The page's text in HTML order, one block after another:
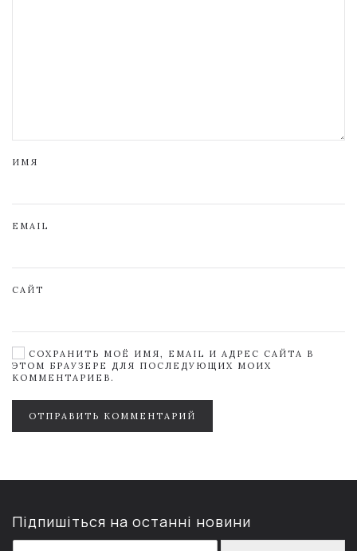
ИМЯ
EMAIL
САЙТ
СОХРАНИТЬ МОЁ ИМЯ, EMAIL И АДРЕС САЙТА В
ЭТОМ БРАУЗЕРЕ ДЛЯ ПОСЛЕДУЮЩИХ МОИХ
КОММЕНТАРИЕВ.
ОТПРАВИТЬ КОММЕНТАРИЙ
Підпишіться на останні новини